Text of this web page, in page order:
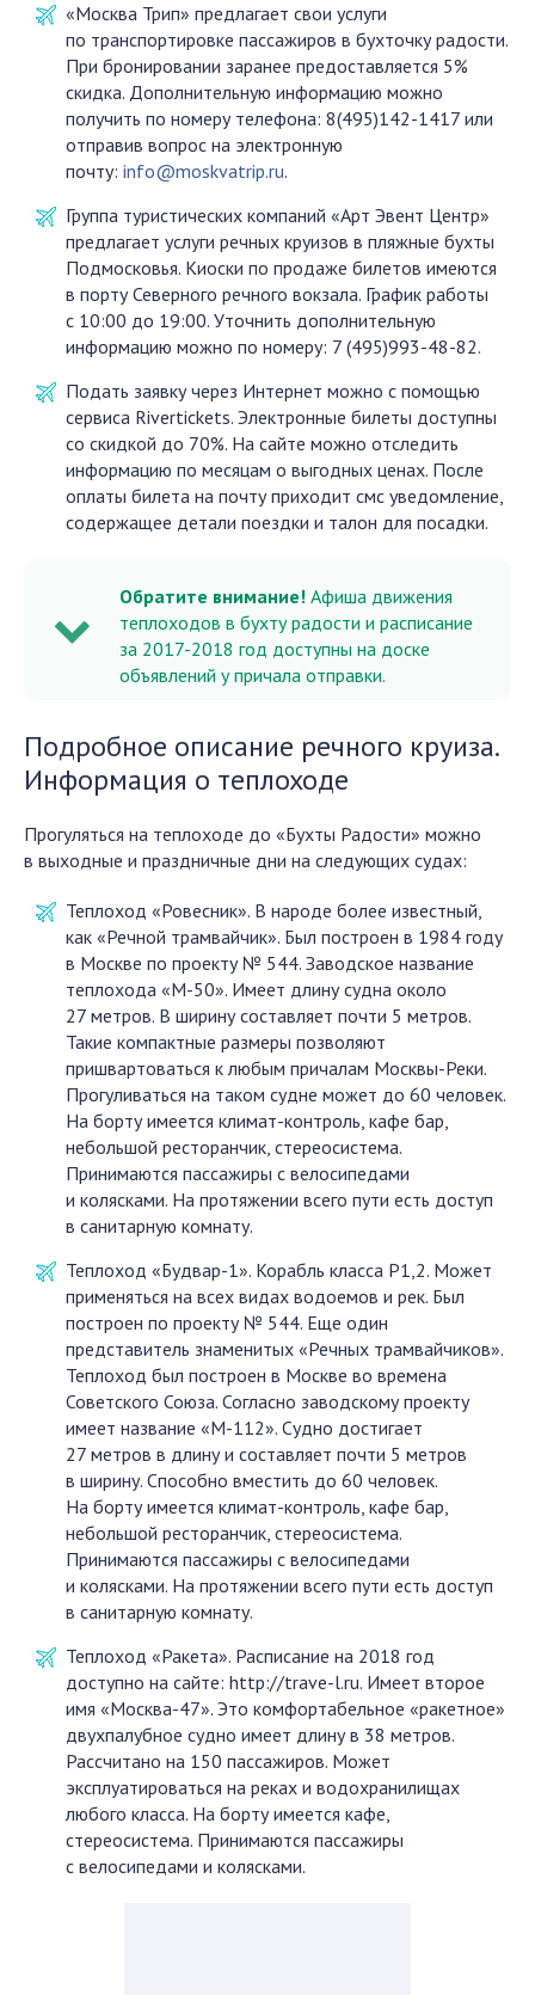
«Москва Трип» предлагает свои услуги
по транспортировке пассажиров в бухточку радости.
При бронировании заранее предоставляется 5%
скидка. Дополнительную информацию можно
получить по номеру телефона: 8(495)142-1417 или
отправив вопрос на электронную
почту: info@moskvatrip.ru.
Группа туристических компаний «Арт Эвент Центр»
предлагает услуги речных круизов в пляжные бухты
Подмосковья. Киоски по продаже билетов имеются
в порту Северного речного вокзала. График работы
с 10:00 до 19:00. Уточнить дополнительную
информацию можно по номеру: 7 (495)993-48-82.
Подать заявку через Интернет можно с помощью
сервиса Rivertickets. Электронные билеты доступны
со скидкой до 70%. На сайте можно отследить
информацию по месяцам о выгодных ценах. После
оплаты билета на почту приходит смс уведомление,
содержащее детали поездки и талон для посадки.
Обратите внимание! Афиша движения
теплоходов в бухту радости и расписание
за 2017-2018 год доступны на доске
объявлений у причала отправки.
Подробное описание речного круиза.
Информация о теплоходе
Прогуляться на теплоходе до «Бухты Радости» можно
в выходные и праздничные дни на следующих судах:
Теплоход «Ровесник». В народе более известный,
как «Речной трамвайчик». Был построен в 1984 году
в Москве по проекту № 544. Заводское название
теплохода «М-50». Имеет длину судна около
27 метров. В ширину составляет почти 5 метров.
Такие компактные размеры позволяют
пришвартоваться к любым причалам Москвы-Реки.
Прогуливаться на таком судне может до 60 человек.
На борту имеется климат-контроль, кафе бар,
небольшой ресторанчик, стереосистема.
Принимаются пассажиры с велосипедами
и колясками. На протяжении всего пути есть доступ
в санитарную комнату.
Теплоход «Будвар-1». Корабль класса Р1,2. Может
применяться на всех видах водоемов и рек. Был
построен по проекту № 544. Еще один
представитель знаменитых «Речных трамвайчиков».
Теплоход был построен в Москве во времена
Советского Союза. Согласно заводскому проекту
имеет название «М-112». Судно достигает
27 метров в длину и составляет почти 5 метров
в ширину. Способно вместить до 60 человек.
На борту имеется климат-контроль, кафе бар,
небольшой ресторанчик, стереосистема.
Принимаются пассажиры с велосипедами
и колясками. На протяжении всего пути есть доступ
в санитарную комнату.
Теплоход «Ракета». Расписание на 2018 год
доступно на сайте: http://trave-l.ru. Имеет второе
имя «Москва-47». Это комфортабельное «ракетное»
двухпалубное судно имеет длину в 38 метров.
Рассчитано на 150 пассажиров. Может
эксплуатироваться на реках и водохранилищах
любого класса. На борту имеется кафе,
стереосистема. Принимаются пассажиры
с велосипедами и колясками.